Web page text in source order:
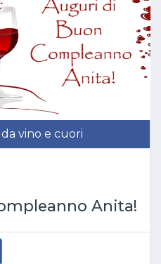
vino e cuori
Anita!